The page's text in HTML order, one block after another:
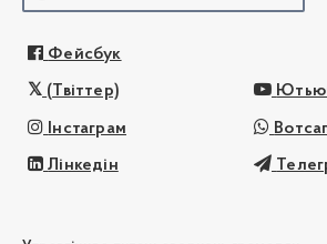
Фейсбук
(Твіттер)
Інстаграм
Лінкедін